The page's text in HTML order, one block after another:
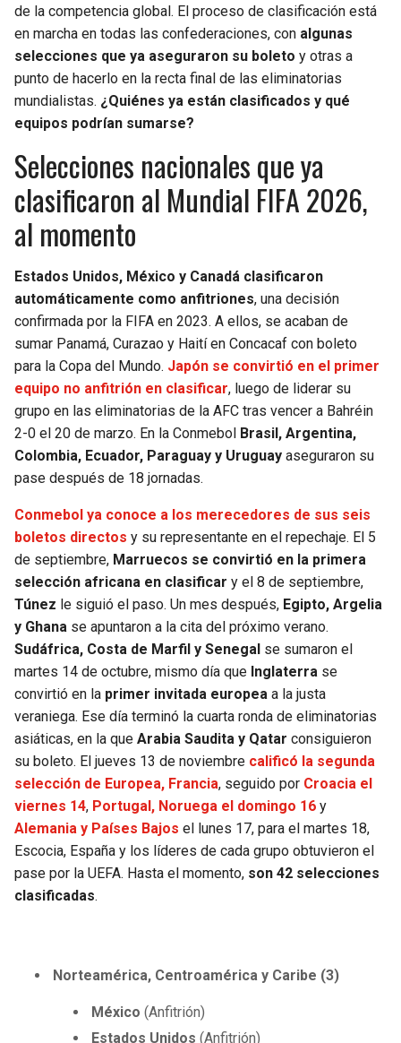
RAMS
49ERS
SEAHAWKS
LIONS
PACKERS
PANTHERS
SAINTS
BUCCANEERS
ROCKETS
GRIZZLIES
PELICANS
NUGGETS
TIMBERWOLVES
JAZZ
de la competencia global. El proceso de clasificación está
en marcha en todas las confederaciones, con algunas
selecciones que ya aseguraron su boleto y otras a
punto de hacerlo en la recta final de las eliminatorias
mundialistas. ¿Quiénes ya están clasificados y qué
equipos podrían sumarse?
Selecciones nacionales que ya
clasificaron al Mundial FIFA 2026,
al momento
Estados Unidos, México y Canadá clasificaron
automáticamente como anfitriones, una decisión
confirmada por la FIFA en 2023. A ellos, se acaban de
sumar Panamá, Curazao y Haití en Concacaf con boleto
para la Copa del Mundo. Japón se convirtió en el primer
equipo no anfitrión en clasificar, luego de liderar su
grupo en las eliminatorias de la AFC tras vencer a Bahréin
2-0 el 20 de marzo. En la Conmebol Brasil, Argentina,
Colombia, Ecuador, Paraguay y Uruguay aseguraron su
pase después de 18 jornadas.
Conmebol ya conoce a los merecedores de sus seis
boletos directos y su representante en el repechaje. El 5
de septiembre, Marruecos se convirtió en la primera
selección africana en clasificar y el 8 de septiembre,
Túnez le siguió el paso. Un mes después, Egipto, Argelia
y Ghana se apuntaron a la cita del próximo verano.
Sudáfrica, Costa de Marfil y Senegal se sumaron el
martes 14 de octubre, mismo día que Inglaterra se
convirtió en la primer invitada europea a la justa
veraniega. Ese día terminó la cuarta ronda de eliminatorias
asiáticas, en la que Arabia Saudita y Qatar consiguieron
su boleto. El jueves 13 de noviembre calificó la segunda
selección de Europea, Francia, seguido por Croacia el
viernes 14, Portugal, Noruega el domingo 16 y
Alemania y Países Bajos el lunes 17, para el martes 18,
Escocia, España y los líderes de cada grupo obtuvieron el
pase por la UEFA. Hasta el momento, son 42 selecciones
clasificadas.
Norteamérica, Centroamérica y Caribe (3)
México(Anfitrión)
Estados Unidos(Anfitrión)